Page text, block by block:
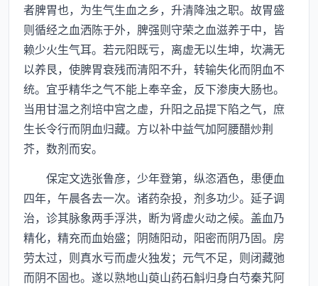
者脾胃也，为生气生血之乡，升清降浊之职。故胃盛
则循经之血洒陈于外，脾强则守荣之血滋养于中，皆
赖少火生气耳。若元阳既亏，离虚无以生坤，坎满无
以养艮，使脾胃衰残而清阳不升，转输失化而阴血不
统。宜乎精华之气不能上奉辛金，反下渗庚大肠也。
当用甘温之剂培中宫之虚，升阳之品提下陷之气，庶
生长令行而阴血归藏。方以补中益气加阿腰醋炒荆
芥，数剂而安。
保定文选张鲁彦，少年登第，纵恣酒色，患便血
四年，午晨各去一次。诸药杂投，剂多功少。延子调
治，诊其脉象两手浮洪，断为肾虚火动之候。盖血乃
精化，精充而血始盛；阴随阳动，阳密而阴乃固。房
劳太过，则真水亏而虚火独发；元气不足，则闭藏弛
而阴不固也。遂以熟地山萸山药石斛归身白芍秦艽阿